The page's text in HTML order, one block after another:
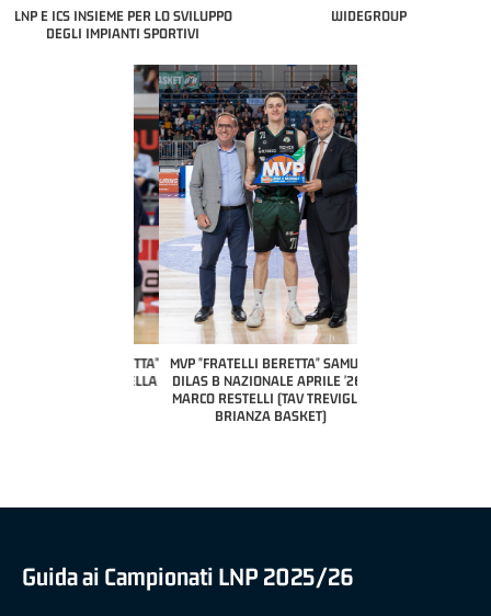
LNP E ICS INSIEME PER LO SVILUPPO
DEGLI IMPIANTI SPORTIVI
WIDEGROUP
MVP "FRATELLI BERETTA" SAMUEL
DILAS B NAZIONALE APRILE '26 -
MARCO RESTELLI (TAV TREVIGLIO
BRIANZA BASKET)
Guida ai Campionati LNP 2025/26